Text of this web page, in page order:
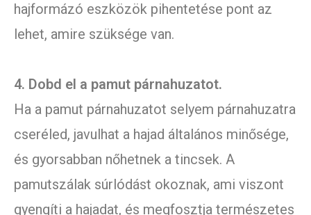
hajformázó eszközök pihentetése pont az
lehet, amire szüksége van.
4. Dobd el a pamut párnahuzatot.
Ha a pamut párnahuzatot selyem párnahuzatra
cseréled, javulhat a hajad általános minősége,
és gyorsabban nőhetnek a tincsek. A
pamutszálak súrlódást okoznak, ami viszont
gyengíti a hajadat, és megfosztja természetes